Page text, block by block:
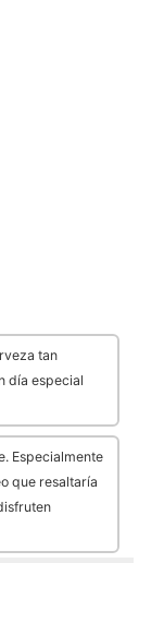
tan
día especial
Especialmente
que resaltaría